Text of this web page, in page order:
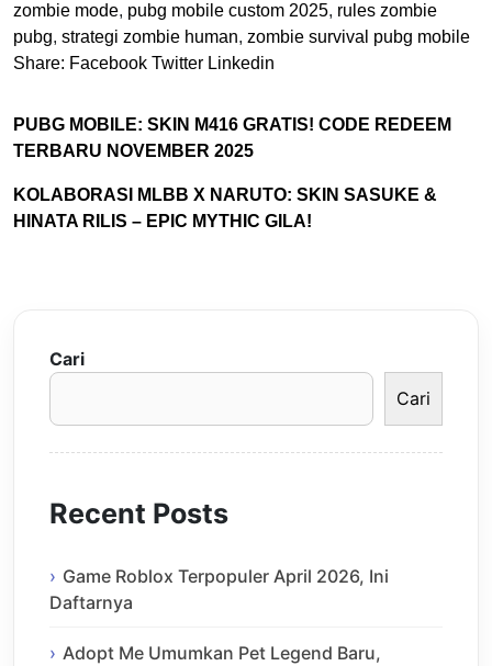
zombie mode, pubg mobile custom 2025, rules zombie
pubg, strategi zombie human, zombie survival pubg mobile
Share: Facebook Twitter Linkedin
PUBG MOBILE: SKIN M416 GRATIS! CODE REDEEM
TERBARU NOVEMBER 2025
KOLABORASI MLBB X NARUTO: SKIN SASUKE &
HINATA RILIS – EPIC MYTHIC GILA!
Cari
Cari
Recent Posts
Game Roblox Terpopuler April 2026, Ini
Daftarnya
Adopt Me Umumkan Pet Legend Baru,